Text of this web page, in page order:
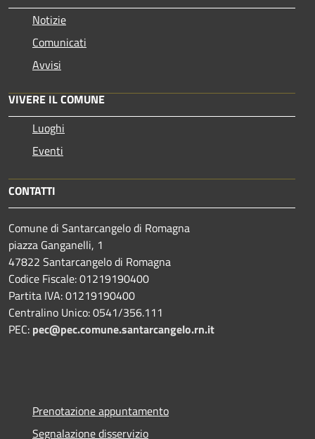
Notizie
Comunicati
Avvisi
VIVERE IL COMUNE
Luoghi
Eventi
CONTATTI
Comune di Santarcangelo di Romagna
piazza Ganganelli, 1
47822 Santarcangelo di Romagna
Codice Fiscale: 01219190400
Partita IVA: 01219190400
Centralino Unico: 0541/356.111
PEC: pec@pec.comune.santarcangelo.rn.it
Prenotazione appuntamento
Segnalazione disservizio